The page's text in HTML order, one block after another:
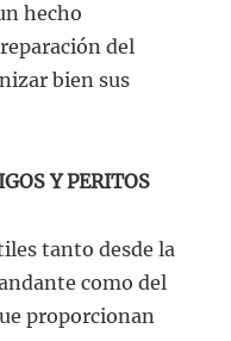
hecho
del
bien sus
Y PERITOS
tanto desde la
como del
proporcionan